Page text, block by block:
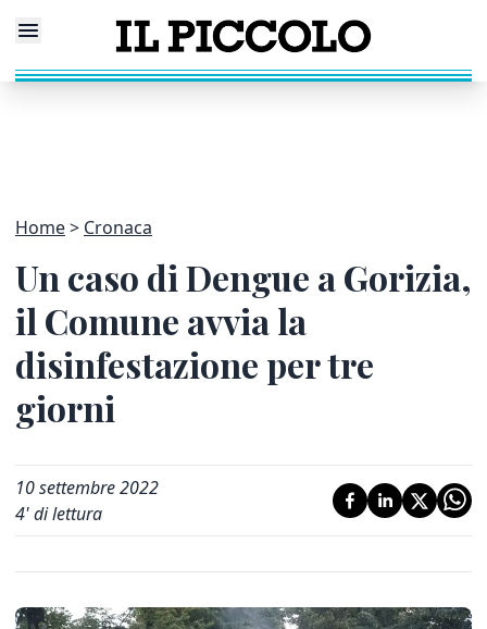
Home Cronaca
Un caso di Dengue a Gorizia,
il Comune avvia la
disinfestazione per tre
giorni
10 settembre 2022
4' di lettura